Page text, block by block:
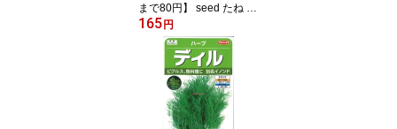
まで80円】 seed たね ta
ne 種 種子 □大輪ひまわ
り ◇種子種子 花 種大輪
ひまわり種子種子 花 種 s
eed たね tane 種 種子大
輪ひまわり種子種子 花
種 seed たね tane 種 種
子大輪ひまわ
165円